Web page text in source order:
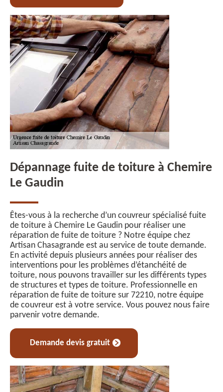
Dépannage fuite de toiture à Chemire
Le Gaudin
Êtes-vous à la recherche d’un couvreur spécialisé fuite
de toiture à Chemire Le Gaudin pour réaliser une
réparation de fuite de toiture ? Notre équipe chez
Artisan Chasagrande est au service de toute demande.
En activité depuis plusieurs années pour réaliser des
interventions pour les problèmes d’étanchéité de
toiture, nous pouvons travailler sur les différents types
de structures et types de toiture. Professionnelle en
réparation de fuite de toiture sur 72210, notre équipe
de couvreur est à votre service. Vous pouvez nous faire
parvenir votre demande.
Demande devis gratuit